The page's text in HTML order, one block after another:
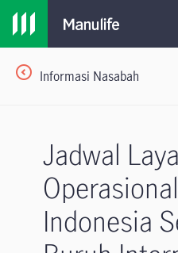
Informasi Nasabah
Jadwal
Indonesia